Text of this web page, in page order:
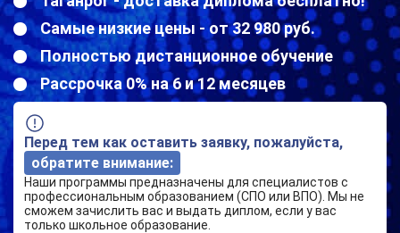
Самые низкие цены - от 32 980 руб.
Полностью дистанционное обучение
Рассрочка 0% на 6 и 12 месяцев
Перед тем как оставить заявку, пожалуйста,
обратите внимание:
Наши программы предназначены для специалистов с
профессиональным образованием (СПО или ВПО). Мы не
сможем зачислить вас и выдать диплом, если у вас
только школьное образование.